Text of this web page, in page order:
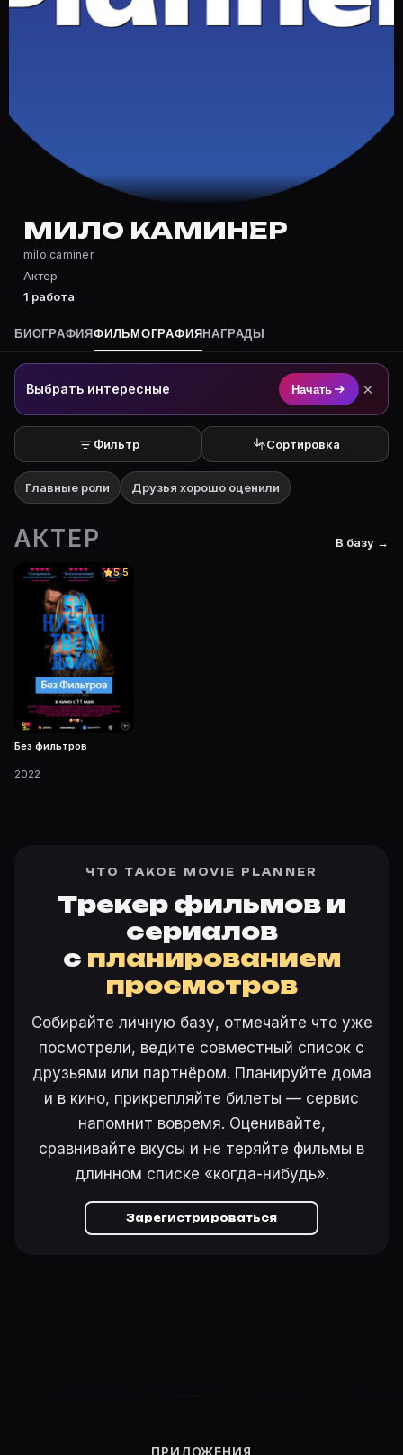
Частые вопросы о Мило Каминер
Полный список — на Movie Planner: https://movie-
Кто такой(ая) Мило Каминер?
Мило Каминер — Актер. Биография и роли на
Где открыть фильмографию Мило Каминер?
На Movie Planner: https://movie-planner.ru/s/
МИЛО КАМИНЕР
milo caminer
Актер
1 работа
БИОГРАФИЯФИЛЬМОГРАФИЯ НАГРАДЫ
Выбрать интересные Начать ×
Фильтр Сортировка
Главные роли Друзья хорошо оценили
АКТЕР В базу →
5.5
Без фильтров
2022
ЧТО ТАКОЕ MOVIE PLANNER
Трекер фильмов и
сериалов
с планированием
просмотров
Собирайте личную базу, отмечайте что уже
посмотрели, ведите совместный список с
друзьями или партнёром. Планируйте дома
и в кино, прикрепляйте билеты — сервис
напомнит вовремя. Оценивайте,
сравнивайте вкусы и не теряйте фильмы в
длинном списке «когда-нибудь».
Зарегистрироваться
ПРИЛОЖЕНИЯ